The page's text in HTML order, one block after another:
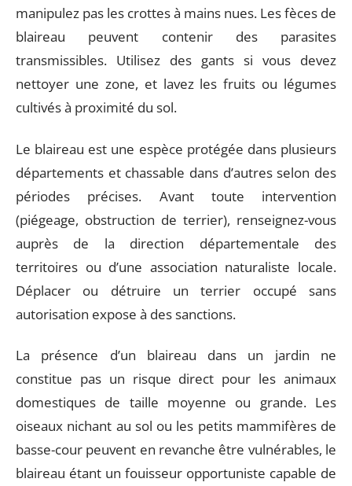
manipulez pas les crottes à mains nues. Les fèces de
blaireau peuvent contenir des parasites
transmissibles. Utilisez des gants si vous devez
nettoyer une zone, et lavez les fruits ou légumes
cultivés à proximité du sol.
Le blaireau est une espèce protégée dans plusieurs
départements et chassable dans d’autres selon des
périodes précises. Avant toute intervention
(piégeage, obstruction de terrier), renseignez-vous
auprès de la direction départementale des
territoires ou d’une association naturaliste locale.
Déplacer ou détruire un terrier occupé sans
autorisation expose à des sanctions.
La présence d’un blaireau dans un jardin ne
constitue pas un risque direct pour les animaux
domestiques de taille moyenne ou grande. Les
oiseaux nichant au sol ou les petits mammifères de
basse-cour peuvent en revanche être vulnérables, le
blaireau étant un fouisseur opportuniste capable de